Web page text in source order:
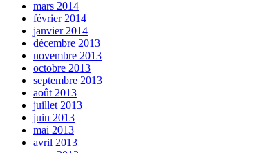
mars 2014
février 2014
janvier 2014
décembre 2013
novembre 2013
octobre 2013
septembre 2013
août 2013
juillet 2013
juin 2013
mai 2013
avril 2013